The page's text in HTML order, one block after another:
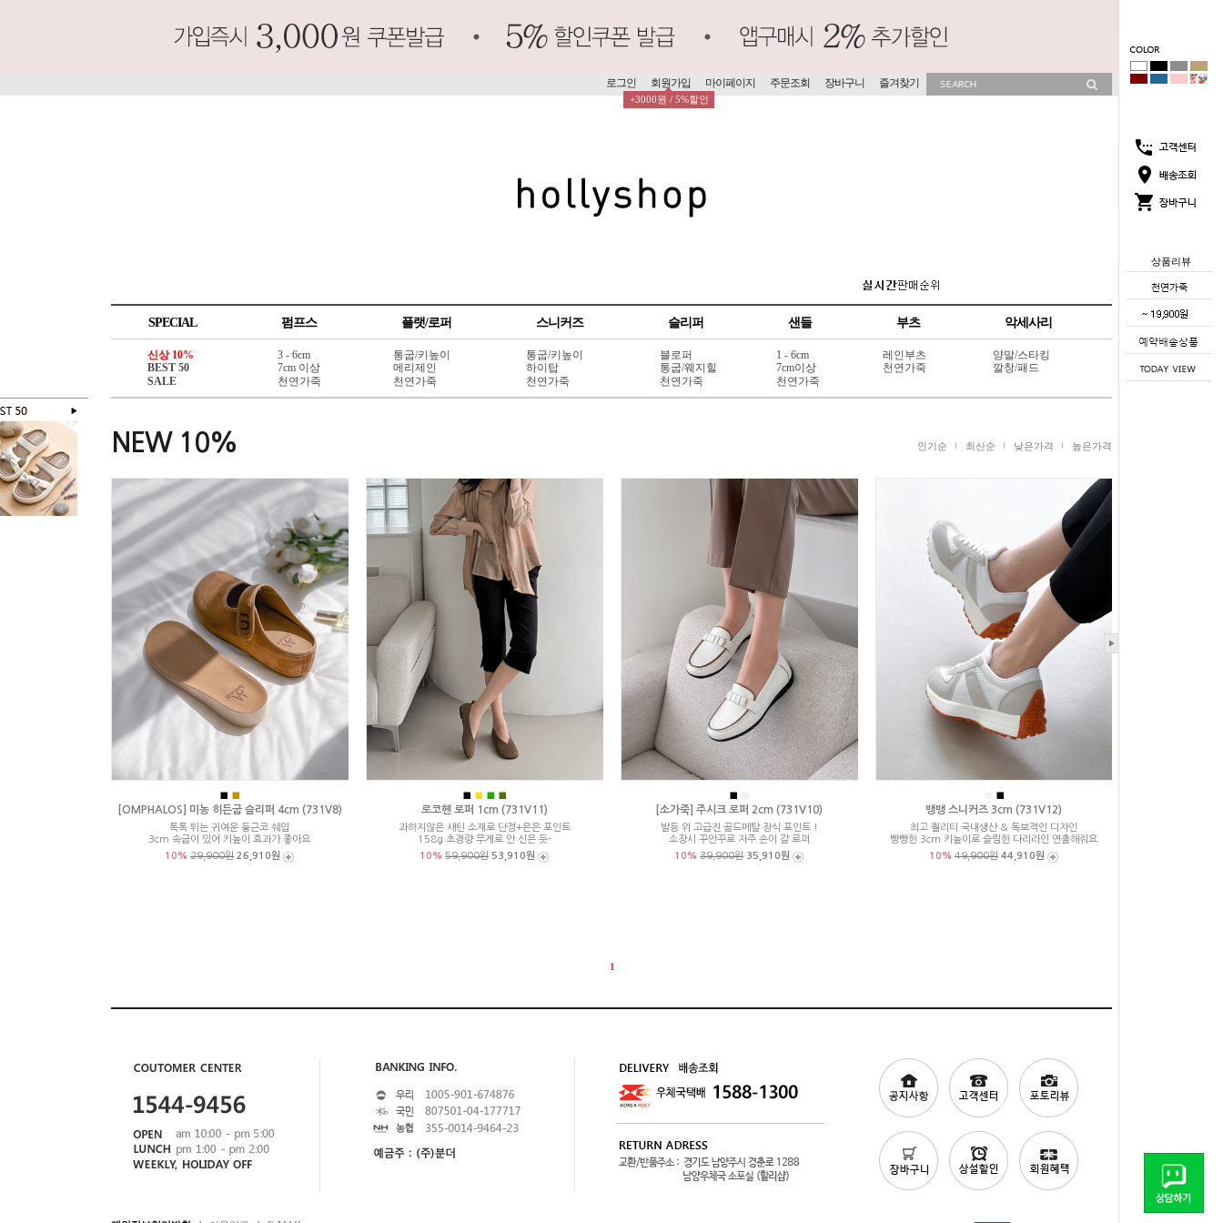
상품리뷰
로그인 회원가입
+3000원 / 5%할인
마이페이지 주문조회 장바구니 즐겨찾기
SPECIAL 펌프스 플랫/로퍼 스니커즈 슬리퍼 샌들 부츠 악세사리
신상 10%
BEST 50
SALE
3 - 6cm
7cm 이상
천연가죽
통굽/키높이
메리제인
천연가죽
통굽/키높이
하이탑
천연가죽
블로퍼
통굽/웨지힐
천연가죽
1 - 6cm
7cm이상
천연가죽
레인부츠
천연가죽
양말/스타킹
깔창/패드
NEW 10% 인기순 최신순 낮은가격 높은가격
■ ■
[OMPHALOS] 미농 히든굽 슬리퍼 4cm (731V8)
톡톡 튀는 귀여운 둥근코 쉐입
3cm 속굽이 있어 키높이 효과가 좋아요
10% 29,900원 26,910원
■ ■ ■ ■
로코헨 로퍼 1cm (731V11)
과하지않은 새틴 소재로 단정+은은 포인트
158g 초경량 무게로 안 신은 듯-
10% 59,900원 53,910원
■
[소가죽] 주시크 로퍼 2cm (731V10)
발등 위 고급진 골드메탈 장식 포인트 !
소장시 꾸안꾸로 자주 손이 갈 로퍼
10% 39,900원 35,910원
■
뱅뱅 스니커즈 3cm (731V12)
최고 퀄리티 국내생산 & 독보적인 디자인
빵빵한 3cm 키높이로 슬림한 다리라인 연출해줘요
10% 49,900원 44,910원
1